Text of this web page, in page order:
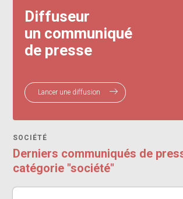
Diffuseur
un communiqué
de presse
Lancer une diffusion
SOCIÉTÉ
Derniers communiqués de
catégorie "société"